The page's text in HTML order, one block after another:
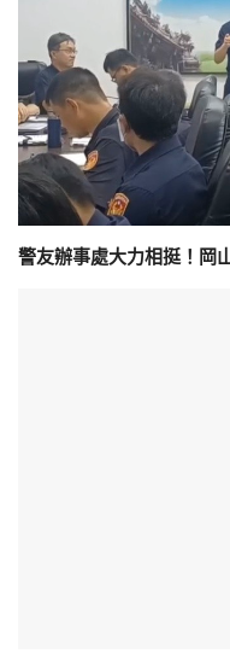
警友辦事處大力相挺！岡